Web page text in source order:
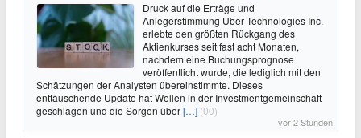
Druck auf die Erträge und
Anlegerstimmung Uber Technologies Inc.
erlebte den größten Rückgang des
Aktienkurses seit fast acht Monaten,
nachdem eine Buchungsprognose
veröffentlicht wurde, die lediglich mit den
Schätzungen der Analysten übereinstimmte. Dieses
enttäuschende Update hat Wellen in der Investmentgemeinschaft
geschlagen und die Sorgen über[…] (00)
vor 2 Stunden